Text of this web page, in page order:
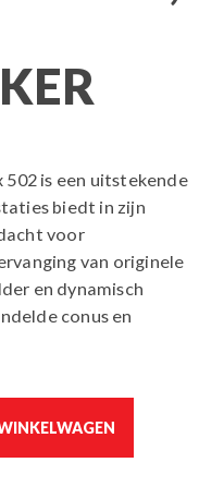
is een uitstekende
biedt in zijn
voor
van originele
en dynamisch
conus en